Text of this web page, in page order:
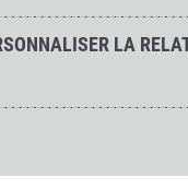
LA